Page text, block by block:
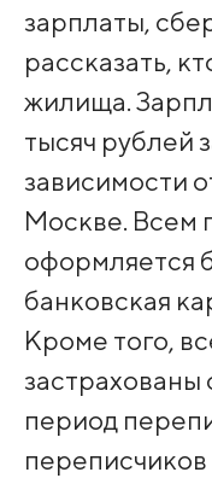
зарплаты,
рассказать,
жилища.
тысяч рублей
зависимости
Москве. Всем
оформляется
банковская
Кроме того,
застрахованы
период
переписчиков